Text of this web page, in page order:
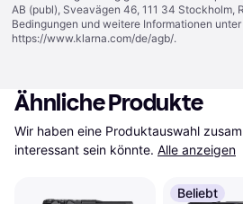
AB (publ), Sveavägen 46, 111 34 Stockholm,
Bedingungen und weitere Informationen unter
https://www.klarna.com/de/agb/.
Ähnliche Produkte
Wir haben eine Produktauswahl
interessant sein könnte. Alle anzeigen
Beliebt